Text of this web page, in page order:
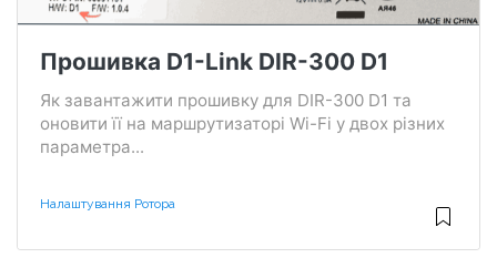
Прошивка D1-Link DIR-300 D1
Як завантажити прошивку для DIR-300 D1 та
оновити її на маршрутизаторі Wi-Fi у двох різних
параметра...
Налаштування Ротора